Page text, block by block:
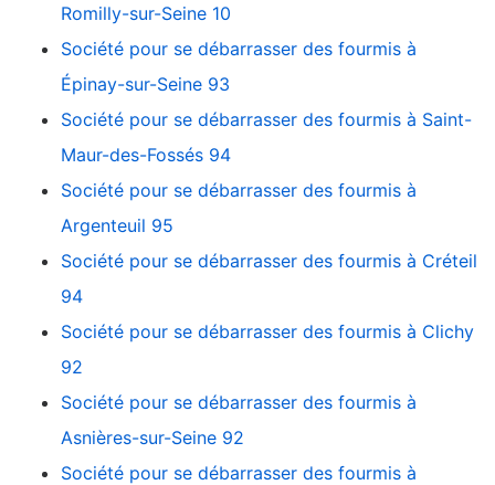
Romilly-sur-Seine 10
Société pour se débarrasser des fourmis à
Épinay-sur-Seine 93
Société pour se débarrasser des fourmis à Saint-
Maur-des-Fossés 94
Société pour se débarrasser des fourmis à
Argenteuil 95
Société pour se débarrasser des fourmis à Créteil
94
Société pour se débarrasser des fourmis à Clichy
92
Société pour se débarrasser des fourmis à
Asnières-sur-Seine 92
Société pour se débarrasser des fourmis à